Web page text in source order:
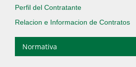
Perfil del Contratante
Relacion e Informacion de Contratos
Normativa